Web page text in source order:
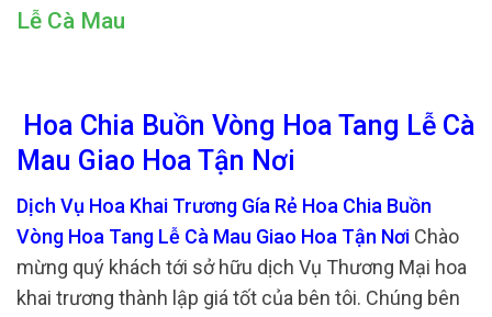
Lễ Cà Mau
Hoa Chia Buồn Vòng Hoa Tang Lễ Cà
Mau Giao Hoa Tận Nơi
Dịch Vụ Hoa Khai Trương Gía Rẻ Hoa Chia Buồn
Vòng Hoa Tang Lễ Cà Mau Giao Hoa Tận Nơi Chào
mừng quý khách tới sở hữu dịch Vụ Thương Mại hoa
khai trương thành lập giá tốt của bên tôi. Chúng bên